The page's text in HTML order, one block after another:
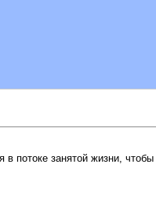
потоке занятой жизни, чтобы